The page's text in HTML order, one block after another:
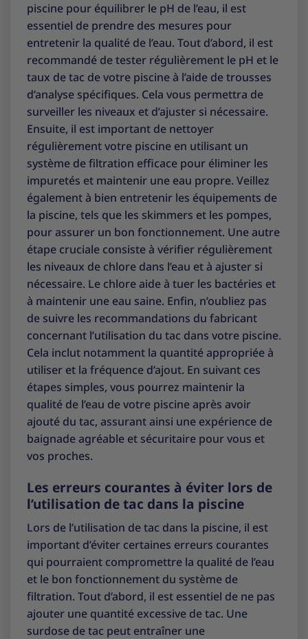
piscine pour équilibrer le pH de l’eau, il est
essentiel de prendre des mesures pour
entretenir la qualité de l’eau. Tout d’abord, il est
recommandé de tester régulièrement le pH et le
taux de tac de votre piscine à l’aide de trousses
d’analyse spécifiques. Cela vous permettra de
surveiller les niveaux et d’ajuster si nécessaire.
Ensuite, il est important de nettoyer
régulièrement votre piscine en utilisant un
système de filtration efficace pour éliminer les
impuretés et maintenir une eau propre. Veillez
également à bien entretenir les équipements de
la piscine, tels que les skimmers et les pompes,
pour assurer un bon fonctionnement. Une autre
étape cruciale consiste à vérifier régulièrement
les niveaux de chlore dans l’eau et à ajuster si
nécessaire. Le chlore aide à tuer les bactéries et
à maintenir une eau saine. Enfin, n’oubliez pas
de suivre les recommandations du fabricant
concernant l’utilisation du tac dans votre piscine.
Cela inclut notamment la quantité appropriée à
utiliser et la fréquence d’ajout. En suivant ces
étapes simples, vous pourrez maintenir la
qualité de l’eau de votre piscine après avoir
ajouté du tac, assurant ainsi une expérience de
baignade agréable et sécuritaire pour vous et
vos proches.
Les erreurs courantes à éviter lors de
l’utilisation de tac dans la piscine
Lors de l’utilisation de tac dans la piscine, il est
important d’éviter certaines erreurs courantes
qui pourraient compromettre la qualité de l’eau
et le bon fonctionnement du système de
filtration. Tout d’abord, il est essentiel de ne pas
ajouter une quantité excessive de tac. Une
surdose de tac peut entraîner une